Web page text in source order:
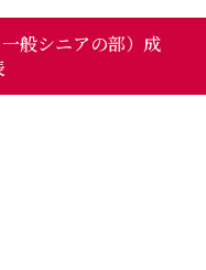
般シニアの部）成